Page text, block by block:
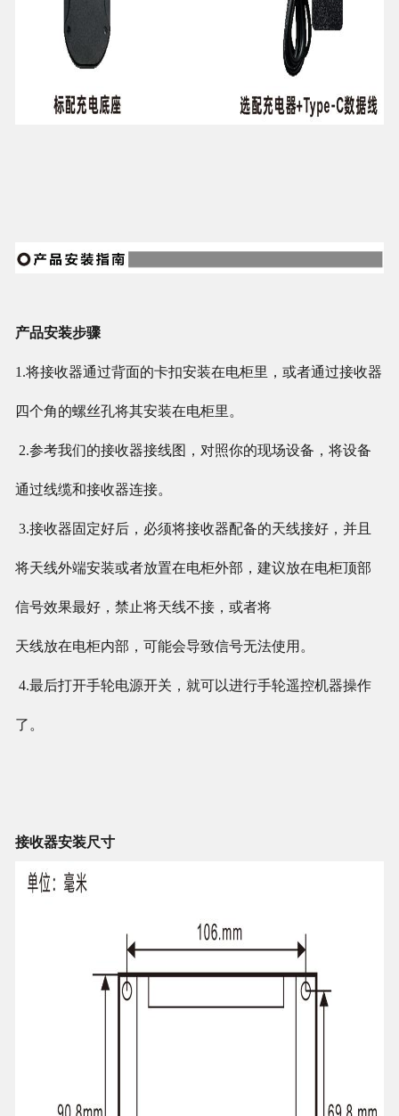
产品安装步骤
1.将接收器通过背面的卡扣安装在电柜里，或者通过接收器
四个角的螺丝孔将其安装在电柜里。
2.参考我们的接收器接线图，对照你的现场设备，将设备
通过线缆和接收器连接。
3.接收器固定好后，必须将接收器配备的天线接好，并且
将天线外端安装或者放置在电柜外部，建议放在电柜顶部
信号效果最好，禁止将天线不接，或者将
天线放在电柜内部，可能会导致信号无法使用。
4.最后打开手轮电源开关，就可以进行手轮遥控机器操作
了。
接收器安装尺寸